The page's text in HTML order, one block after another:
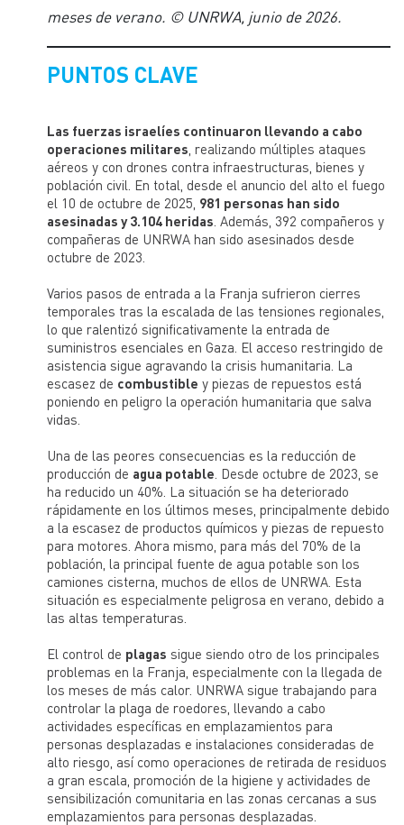
meses de verano. © UNRWA, junio de 2026.
PUNTOS CLAVE
Las fuerzas israelíes continuaron llevando a cabo
operaciones militares , realizando múltiples ataques
aéreos y con drones contra infraestructuras, bienes y
población civil. En total, desde el anuncio del alto el fuego
el 10 de octubre de 2025, 981 personas han sido
asesinadas y 3.104 heridas . Además, 392 compañeros y
compañeras de UNRWA han sido asesinados desde
octubre de 2023.
Varios pasos de entrada a la Franja sufrieron cierres
temporales tras la escalada de las tensiones regionales,
lo que ralentizó significativamente la entrada de
suministros esenciales en Gaza. El acceso restringido de
asistencia sigue agravando la crisis humanitaria. La
escasez de combustible y piezas de repuestos está
poniendo en peligro la operación humanitaria que salva
vidas.
Una de las peores consecuencias es la reducción de
producción de agua potable . Desde octubre de 2023, se
ha reducido un 40%. La situación se ha deteriorado
rápidamente en los últimos meses, principalmente debido
a la escasez de productos químicos y piezas de repuesto
para motores. Ahora mismo, para más del 70% de la
población, la principal fuente de agua potable son los
camiones cisterna, muchos de ellos de UNRWA. Esta
situación es especialmente peligrosa en verano, debido a
las altas temperaturas.
El control de plagas sigue siendo otro de los principales
problemas en la Franja, especialmente con la llegada de
los meses de más calor. UNRWA sigue trabajando para
controlar la plaga de roedores, llevando a cabo
actividades específicas en emplazamientos para
personas desplazadas e instalaciones consideradas de
alto riesgo, así como operaciones de retirada de residuos
a gran escala, promoción de la higiene y actividades de
sensibilización comunitaria en las zonas cercanas a sus
emplazamientos para personas desplazadas.